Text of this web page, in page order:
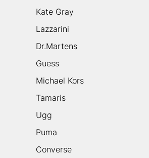
Kate Gray
Lazzarini
Dr.Martens
Guess
Michael Kors
Tamaris
Ugg
Puma
Converse